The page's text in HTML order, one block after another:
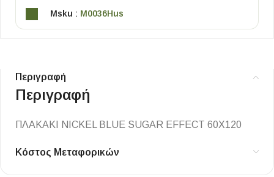
Msku : M0036Hus
Περιγραφή
Περιγραφή
ΠΛΑΚΑΚΙ NICKEL BLUE SUGAR EFFECT 60X120
Κόστος Μεταφορικών